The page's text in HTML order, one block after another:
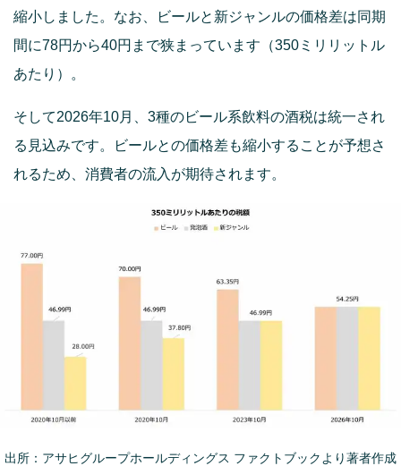
縮小しました。なお、ビールと新ジャンルの価格差は同期
間に78円から40円まで狭まっています（350ミリリットル
あたり）。
そして2026年10月、3種のビール系飲料の酒税は統一され
る見込みです。ビールとの価格差も縮小することが予想さ
れるため、消費者の流入が期待されます。
出所：アサヒグループホールディングス ファクトブックより著者作成